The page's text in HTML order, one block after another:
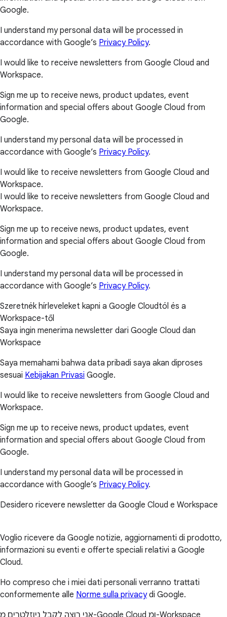
Google.
I understand my personal data will be processed in
accordance with Google’s Privacy Policy.
I would like to receive newsletters from Google Cloud and
Workspace.
Sign me up to receive news, product updates, event
information and special offers about Google Cloud from
Google.
I understand my personal data will be processed in
accordance with Google’s Privacy Policy.
I would like to receive newsletters from Google Cloud and
Workspace.
I would like to receive newsletters from Google Cloud and
Workspace.
Sign me up to receive news, product updates, event
information and special offers about Google Cloud from
Google.
I understand my personal data will be processed in
accordance with Google’s Privacy Policy.
Szeretnék hírleveleket kapni a Google Cloudtól és a
Workspace-től
Saya ingin menerima newsletter dari Google Cloud dan
Workspace
Saya memahami bahwa data pribadi saya akan diproses
sesuai Kebijakan Privasi Google.
I would like to receive newsletters from Google Cloud and
Workspace.
Sign me up to receive news, product updates, event
information and special offers about Google Cloud from
Google.
I understand my personal data will be processed in
accordance with Google’s Privacy Policy.
Desidero ricevere newsletter da Google Cloud e Workspace
Voglio ricevere da Google notizie, aggiornamenti di prodotto,
informazioni su eventi e offerte speciali relativi a Google
Cloud.
Ho compreso che i miei dati personali verranno trattati
conformemente alle Norme sulla privacydi Google.
אני רוצה לקבל ניוזלטרים מ-Google Cloud ומ-Workspace